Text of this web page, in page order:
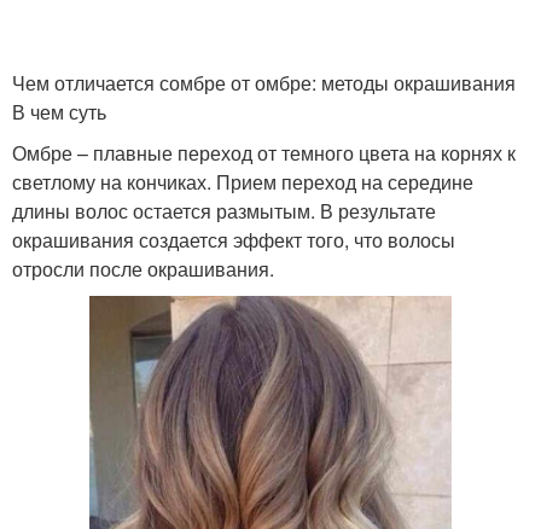
Чем отличается сомбре от омбре: методы окрашивания
В чем суть
Омбре – плавные переход от темного цвета на корнях к
светлому на кончиках. Прием переход на середине
длины волос остается размытым. В результате
окрашивания создается эффект того, что волосы
отросли после окрашивания.